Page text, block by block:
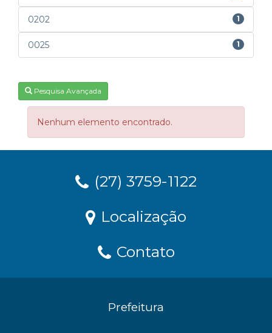
0202 1
0025 1
Pesquisa Avançada
Nenhum elemento encontrado.
(27) 3759-1122
Localização
Contato
Prefeitura